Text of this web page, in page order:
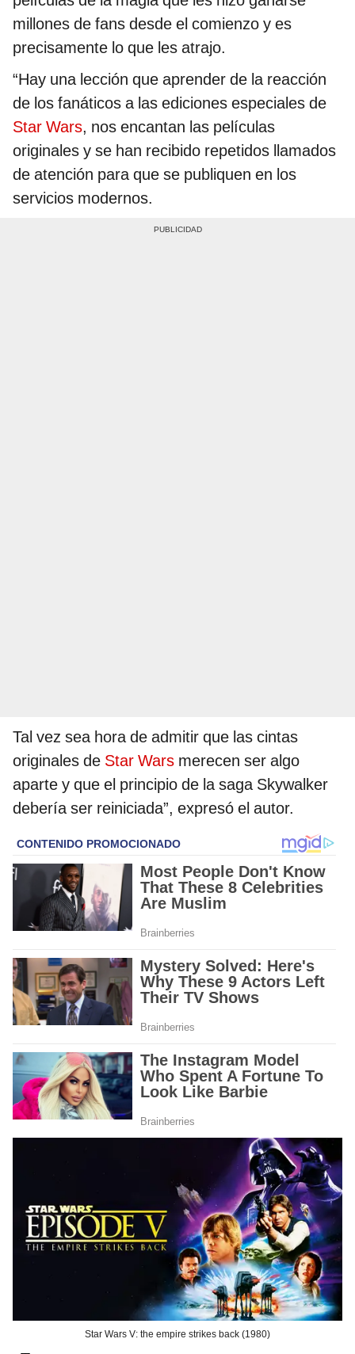
millones de fans desde el comienzo y es
precisamente lo que les atrajo.
“Hay una lección que aprender de la reacción
de los fanáticos a las ediciones especiales de
Star Wars, nos encantan las películas
originales y se han recibido repetidos llamados
de atención para que se publiquen en los
servicios modernos.
Tal vez sea hora de admitir que las cintas
originales de Star Wars merecen ser algo
aparte y que el principio de la saga Skywalker
debería ser reiniciada”, expresó el autor.
Star Wars V: the empire strikes back (1980)